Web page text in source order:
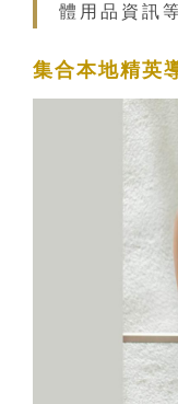
體用品資訊
集合本地精英